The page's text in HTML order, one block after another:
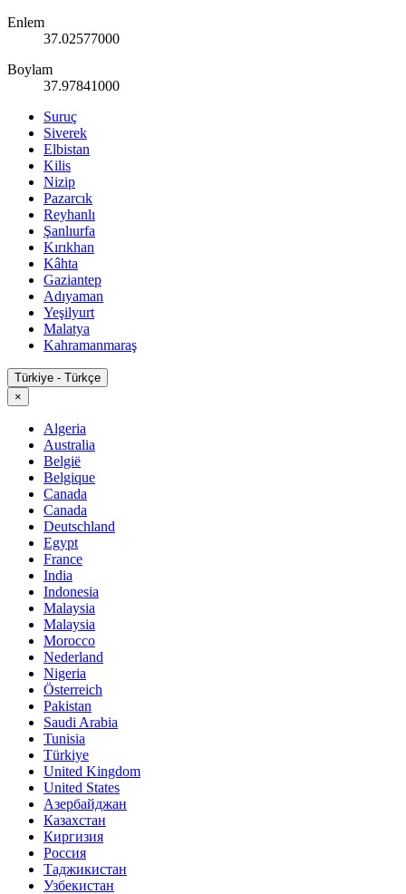
Enlem
37.02577000
Boylam
37.97841000
Suruç
Siverek
Elbistan
Kilis
Nizip
Pazarcık
Reyhanlı
Şanlıurfa
Kırıkhan
Kâhta
Gaziantep
Adıyaman
Yeşilyurt
Malatya
Kahramanmaraş
Türkiye - Türkçe
×
Algeria
Australia
België
Belgique
Canada
Canada
Deutschland
Egypt
France
India
Indonesia
Malaysia
Malaysia
Morocco
Nederland
Nigeria
Österreich
Pakistan
Saudi Arabia
Tunisia
Türkiye
United Kingdom
United States
Азербайджан
Казахстан
Киргизия
Россия
Таджикистан
Узбекистан